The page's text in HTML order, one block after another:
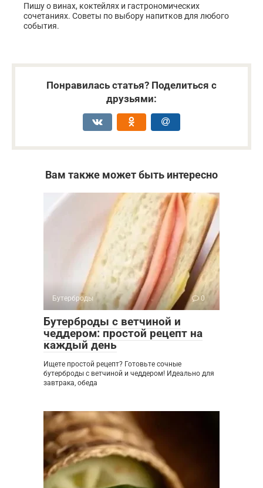
Пишу о винах, коктейлях и гастрономических
сочетаниях. Советы по выбору напитков для любого
события.
Понравилась статья? Поделиться с
друзьями:
Вам также может быть интересно
Бутерброды 0
Бутерброды с ветчиной и
чеддером: простой рецепт на
каждый день
Ищете простой рецепт? Готовьте сочные
бутерброды с ветчиной и чеддером! Идеально для
завтрака, обеда